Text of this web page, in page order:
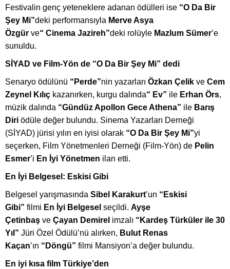
Festivalin genç yeteneklere adanan ödülleri ise “O Da Bir
Şey Mi”deki performansıyla Merve Asya
Özgür ve“ Cinema Jazireh”deki rolüyle Mazlum Sümer’e
sunuldu.
SİYAD ve Film-Yön de “O Da Bir Şey Mi” dedi
Senaryo ödülünü “ Perde”nin yazarları Özkan Çelik ve Cem
Zeynel Kılıç kazanırken, kurgu dalında“ Ev” ile Erhan Örs,
müzik dalında “Gündüz Apollon Gece Athena” ile Barış
Diri ödü le değer bulundu. Sinema Yazarları Derneği
(SİYAD) jürisi yılın en iyisi olarak “O Da Bir Şey Mi”yi
seçerken, Film Yönetmenleri Derneği (Film-Yön) de Pelin
Esmer’i En İyi Yönetmen ilan etti.
En İyi Belgesel: Eskisi Gibi
Belgesel yarışmasında Sibel Karakurt’un “ Eskisi
Gibi” filmi En İyi Belgesel seçildi. Ayşe
Çetinbaş ve Çayan Demirel imzalı “ Kardeş Türküler ile 30
Yıl” Jüri Özel Ödülü’nü alırken, Bulut Renas
Kaçan’ın “ Döngü” filmi Mansiyon’a değer bulundu.
En iyi kısa film Türkiye’den